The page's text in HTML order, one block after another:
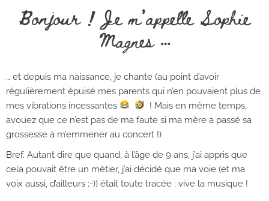
Bonjour ! Je m’appelle Sophie
Magnes …
… et depuis ma naissance, je chante (au point d’avoir
régulièrement épuisé mes parents qui n’en pouvaient plus de
mes vibrations incessantes
! Mais en même temps,
avouez que ce n’est pas de ma faute si ma mère a passé sa
grossesse à m’emmener au concert !)
Bref. Autant dire que quand, à l’âge de 9 ans, j’ai appris que
cela pouvait être un métier, j’ai décidé que ma voie (et ma
voix aussi, d’ailleurs ;-)) était toute tracée : vive la musique !